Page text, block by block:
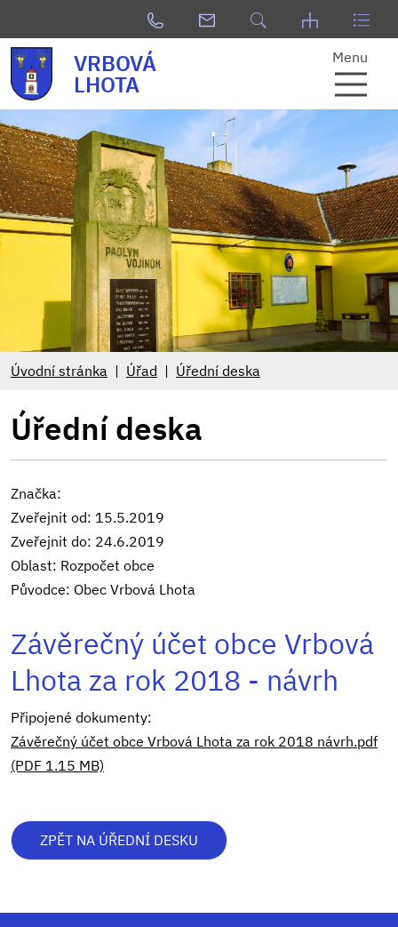
VRBOVÁ
LHOTA
Menu
Úvodní stránka Úřad Úřední deska
Úřední deska
Značka:
Zveřejnit od: 15.5.2019
Zveřejnit do: 24.6.2019
Oblast: Rozpočet obce
Původce: Obec Vrbová Lhota
Závěrečný účet obce Vrbová
Lhota za rok 2018 - návrh
Připojené dokumenty:
Závěrečný účet obce Vrbová Lhota za rok 2018 návrh.pdf
(PDF 1.15 MB)
ZPĚT NA ÚŘEDNÍ DESKU